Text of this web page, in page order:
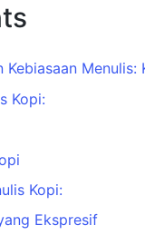
Kebiasaan
Kopi:
Kopi:
Ekspresif